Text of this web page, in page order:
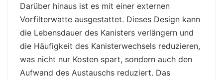
Darüber hinaus ist es mit einer externen
Vorfilterwatte ausgestattet. Dieses Design kann
die Lebensdauer des Kanisters verlängern und
die Häufigkeit des Kanisterwechsels reduzieren,
was nicht nur Kosten spart, sondern auch den
Aufwand des Austauschs reduziert. Das